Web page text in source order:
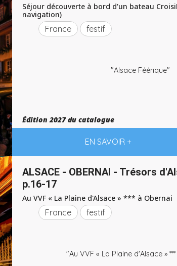
Édition 2027 du catalogue
Séjour découverte à bord d'un bateau
navigation)
France festif
"Alsace Féérique"
EN SAVOIR +
ALSACE - OBERNAI - Trésors
p.16-17
Au VVF « La Plaine d'Alsace » *** à Obernai
France festif
"Au VVF « La Plaine d'Alsace »